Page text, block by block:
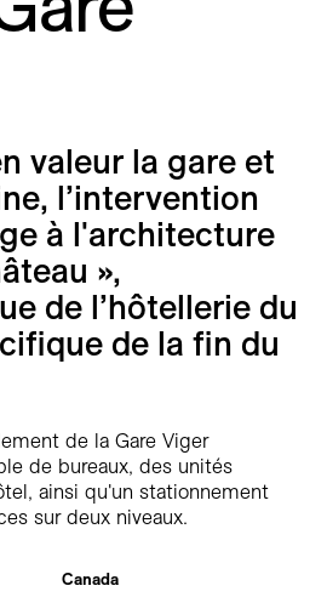
Canada
valeur la gare et
l’intervention
à l'architecture
»,
de l’hôtellerie du
de la fin du
de la Gare Viger
de bureaux, des unités
ainsi qu'un stationnement
sur deux niveaux.